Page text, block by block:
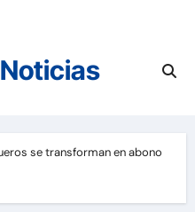
se transforman en abono